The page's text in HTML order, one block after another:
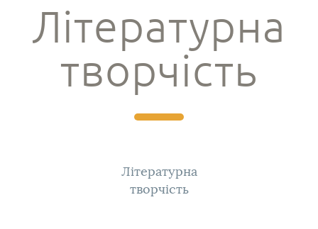
Літературна
творчість
Літературна
творчість